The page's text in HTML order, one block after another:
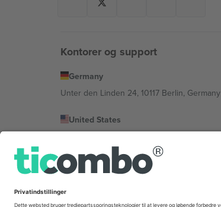
Kontorer og support
Germany
Unter den Linden 24, 10117 Berlin, Germany
United States
Bulgaria